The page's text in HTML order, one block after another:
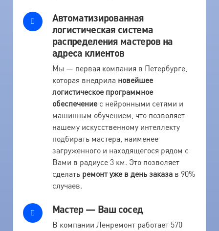
Автоматизированная
логистическая система
распределения мастеров на
адреса клиентов
Мы — первая компания в Петербурге,
которая внедрила новейшее
логистическое программное
обеспечениес нейронными сетями и
машинным обучением, что позволяет
нашему искусственному интеллекту
подбирать мастера, наименее
загруженного и находящегося рядом с
Вами в радиусе 3 км. Это позволяет
сделать ремонт уже в день заказав 90%
случаев.
Мастер — Ваш сосед
В компании Ленремонт работает 570